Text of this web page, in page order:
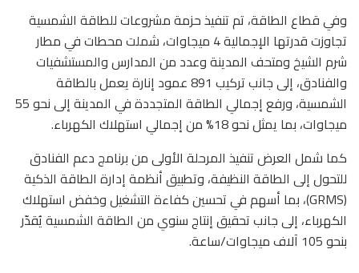
وفي قطاع الطاقة، تم تنفيذ حزمة مشروعات للطاقة الشمسية
تجاوزت قدرتها الإجمالية 4 ميجاوات، شملت محطات في مطار
شرم الشيخ ومتحف المدينة وعدد من المدارس والمستشفيات
والفنادق، إلى جانب تركيب 891 عمود إنارة يعمل بالطاقة
الشمسية، ورفع إجمالي الطاقة المتجددة في المدينة إلى نحو 55
ميجاوات، بما يمثل نحو 18% من إجمالي استهلاك الكهرباء.
كما شمل العرض تنفيذ المرحلة الأولى من برنامج دعم الفنادق
للتحول إلى الطاقة النظيفة، وتطبيق أنظمة إدارة الطاقة الذكية
(GRMS)، بما أسهم في تحسين كفاءة التشغيل وخفض استهلاك
الكهرباء، إلى جانب تحقيق إنتاج سنوي من الطاقة الشمسية يُقدّر
بنحو 105 آلاف ميجاوات/ساعة.